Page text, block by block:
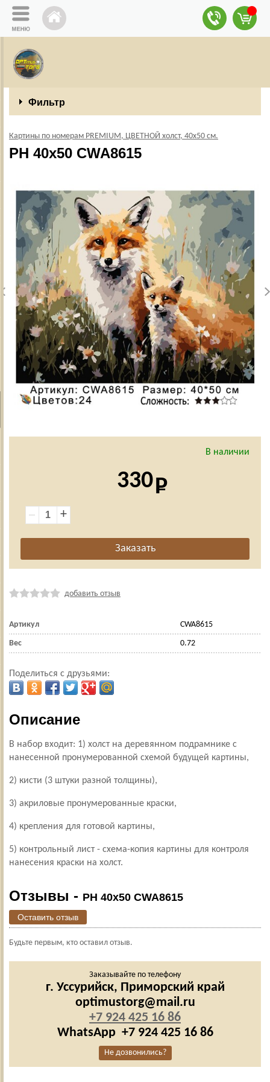
Фильтр
Картины по номерам PREMIUM, ЦВЕТНОЙ холст, 40х50 см.
PH 40х50 CWA8615
В наличии
330
+
добавить отзыв
Артикул CWA8615
Вес 0.72
Поделиться с друзьями:
Описание
В набор входит: 1) холст на деревянном подрамнике с
нанесенной пронумерованной схемой будущей картины,
2) кисти (3 штуки разной толщины),
3) акриловые пронумерованные краски,
4) крепления для готовой картины,
5) контрольный лист - схема-копия картины для контроля
нанесения краски на холст.
Отзывы - PH 40х50 CWA8615
Оставить отзыв
Будьте первым, кто оставил отзыв.
Заказывайте по телефону
г. Уссурийск, Приморский край
optimustorg@mail.ru
+7 924 425 16 86
WhatsApp +7 924 425 16 86
Не дозвонились?